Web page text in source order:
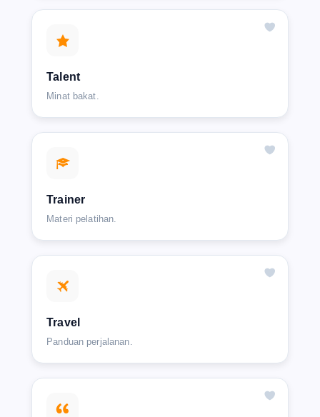
Talent
Minat bakat.
Trainer
Materi pelatihan.
Travel
Panduan perjalanan.